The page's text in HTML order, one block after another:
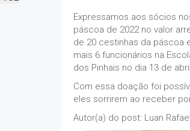
Expressamos aos sócios
páscoa de 2022 no valor
de 20 cestinhas da páscoa
mais 6 funcionários na
dos Pinhais no dia 13 de
Com essa doação foi
eles sorrirem ao receber
Autor(a) do post: Luan Rafael